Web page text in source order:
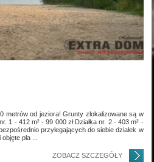
metrów od jeziora! Grunty zlokalizowane są w
1 - 412 m² - 99 000 zł Działka nr. 2 - 403 m² -
przylegających do siebie działek w
pla ...
ZOBACZ SZCZEGÓŁY